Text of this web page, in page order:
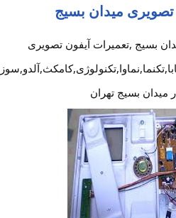
تصویری میدان بسیج
بسیج ,تعمیرات آیفون تصویری
میدان بسیج تهران